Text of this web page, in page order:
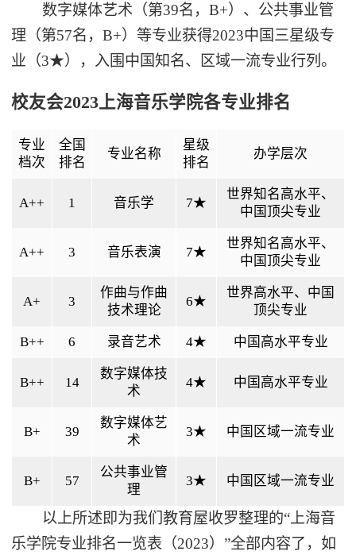
数字媒体艺术（第39名，B+）、公共事业管
理（第57名，B+）等专业获得2023中国三星级专
业（3★），入围中国知名、区域一流专业行列。
校友会2023上海音乐学院各专业排名
专业
档次
全国
排名
专业名称
星级
排名
办学层次
A++ 1 音乐学 7★
世界知名高水平、
中国顶尖专业
A++ 3 音乐表演 7★
世界知名高水平、
中国顶尖专业
A+ 3
作曲与作曲
技术理论
6★
世界高水平、中国
顶尖专业
B++ 6 录音艺术 4★ 中国高水平专业
B++ 14
数字媒体技
术
4★ 中国高水平专业
B+ 39
数字媒体艺
术
3★ 中国区域一流专业
B+ 57
公共事业管
理
3★ 中国区域一流专业
以上所述即为我们教育屋收罗整理的“上海音
乐学院专业排名一览表（2023）”全部内容了，如